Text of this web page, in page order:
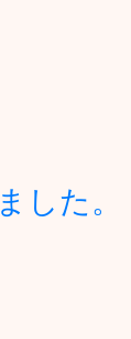
した。